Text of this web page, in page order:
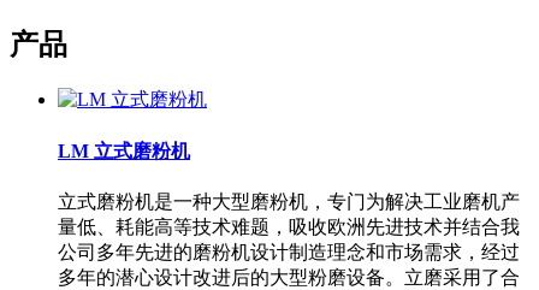
产品
LM 立式磨粉机
立式磨粉机是一种大型磨粉机，专门为解决工业磨机产
量低、耗能高等技术难题，吸收欧洲先进技术并结合我
公司多年先进的磨粉机设计制造理念和市场需求，经过
多年的潜心设计改进后的大型粉磨设备。立磨采用了合